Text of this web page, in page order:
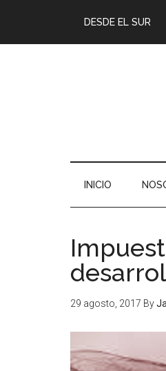
DESDE EL SUR
INICIO
29 agosto, 2017 By